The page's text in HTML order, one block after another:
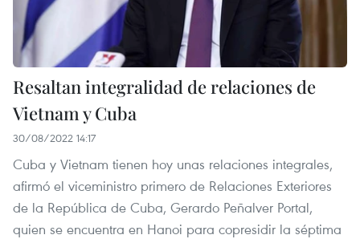
Resaltan integralidad de relaciones de
Vietnam y Cuba
30/08/2022 14:17
Cuba y Vietnam tienen hoy unas relaciones integrales,
afirmó el viceministro primero de Relaciones Exteriores
de la República de Cuba, Gerardo Peñalver Portal,
quien se encuentra en Hanoi para copresidir la séptima